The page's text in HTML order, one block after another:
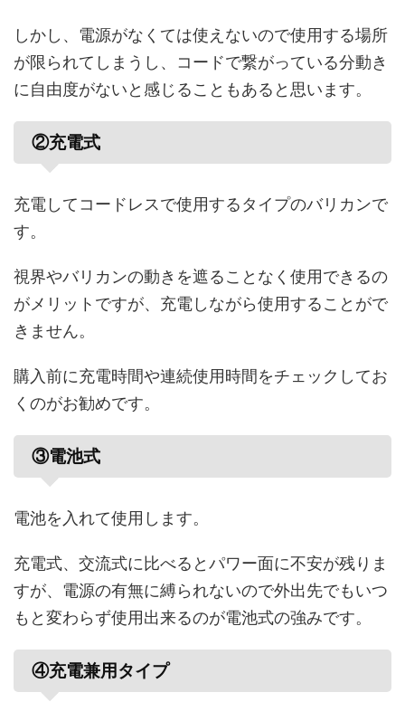
しかし、電源がなくては使えないので使用する場所
が限られてしまうし、コードで繋がっている分動き
に自由度がないと感じることもあると思います。
②充電式
充電してコードレスで使用するタイプのバリカンで
す。
視界やバリカンの動きを遮ることなく使用できるの
がメリットですが、充電しながら使用することがで
きません。
購入前に充電時間や連続使用時間をチェックしてお
くのがお勧めです。
③電池式
電池を入れて使用します。
充電式、交流式に比べるとパワー面に不安が残りま
すが、電源の有無に縛られないので外出先でもいつ
もと変わらず使用出来るのが電池式の強みです。
④充電兼用タイプ